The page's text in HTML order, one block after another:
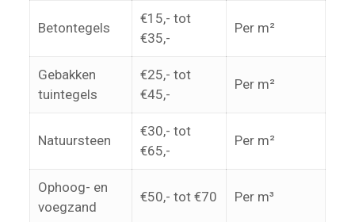
Betontegels
€15,- tot
€35,-
Per m²
Gebakken
tuintegels
€25,- tot
€45,-
Per m²
Natuursteen
€30,- tot
€65,-
Per m²
Ophoog- en
voegzand
€50,- tot €70 Per m³